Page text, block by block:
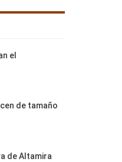
el
de tamaño
de Altamira